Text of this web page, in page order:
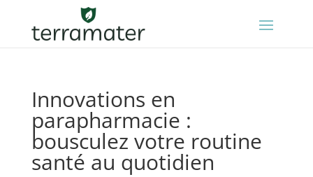
Innovations en
parapharmacie :
bousculez votre routine
santé au quotidien